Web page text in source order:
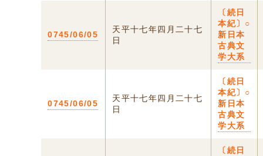
0745/06/05
天平十七年四月二十七
日
〔続日
本紀〕○
新日本
古典文
学大系
0745/06/05
天平十七年四月二十七
日
〔続日
本紀〕○
新日本
古典文
学大系
〔続日